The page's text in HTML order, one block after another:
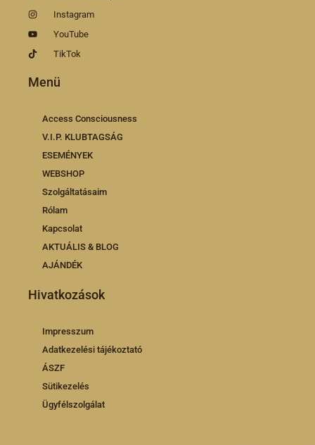
Instagram
YouTube
TikTok
Menü
Access Consciousness
V.I.P. KLUBTAGSÁG
ESEMÉNYEK
WEBSHOP
Szolgáltatásaim
Rólam
Kapcsolat
AKTUÁLIS & BLOG
AJÁNDÉK
Hivatkozások
Impresszum
Adatkezelési tájékoztató
ÁSZF
Sütikezelés
Ügyfélszolgálat